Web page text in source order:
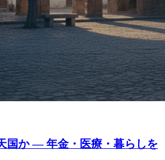
国か — 年金・医療・暮らしを